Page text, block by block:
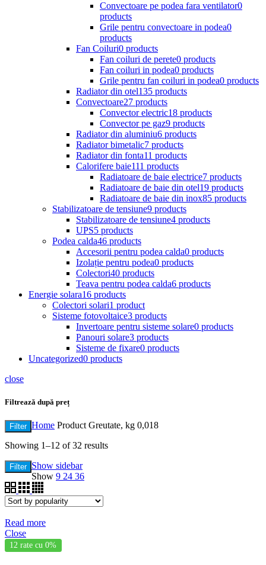
Convectoare pe podea fara ventilator0
products
Grile pentru convectoare in podea0
products
Fan Coiluri0 products
Fan coiluri de perete0 products
Fan coiluri in podea0 products
Grile pentru fan coiluri in podea0 products
Radiator din otel135 products
Convectoare27 products
Convector electric18 products
Convector pe gaz9 products
Radiator din aluminiu6 products
Radiator bimetalic7 products
Radiator din fonta11 products
Calorifere baie111 products
Radiatoare de baie electrice7 products
Radiatoare de baie din otel19 products
Radiatoare de baie din inox85 products
Stabilizatoare de tensiune9 products
Stabilizatoare de tensiune4 products
UPS5 products
Podea calda46 products
Accesorii pentru podea calda0 products
Izolație pentru podea0 products
Colectori40 products
Teava pentru podea calda6 products
Energie solara16 products
Colectori solari1 product
Sisteme fotovoltaice3 products
Invertoare pentru sisteme solare0 products
Panouri solare3 products
Sisteme de fixare0 products
Uncategorized0 products
close
Filtrează după preț
Filter Home Product Greutate, kg 0,018
Showing 1–12 of 32 results
Filter Show sidebar
Show 9 24 36
Read more
Close
12 rate cu 0%